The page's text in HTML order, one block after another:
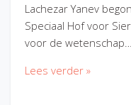
Lachezar Yanev
Speciaal Hof voor
voor de wetenschap…
Lees verder »